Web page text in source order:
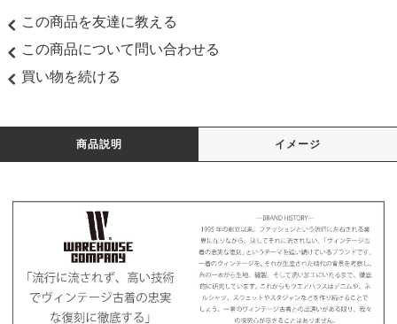
この商品を友達に教える
この商品について問い合わせる
買い物を続ける
商品説明 イメージ